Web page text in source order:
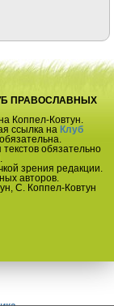
ПРАВОСЛАВНЫХ
Коппел-Ковтун.
ссылка на Клуб
обязательна.
обязательно
зрения редакции.
авторов.
С. Коппел-Ковтун